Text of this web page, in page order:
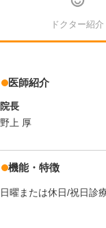
ドクター紹介
医師紹介
院長
野上 厚
機能・特徴
日曜または休日/祝日診